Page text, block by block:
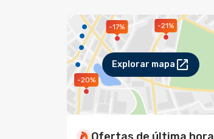
-21%
-20%
-17%
Explorar mapa